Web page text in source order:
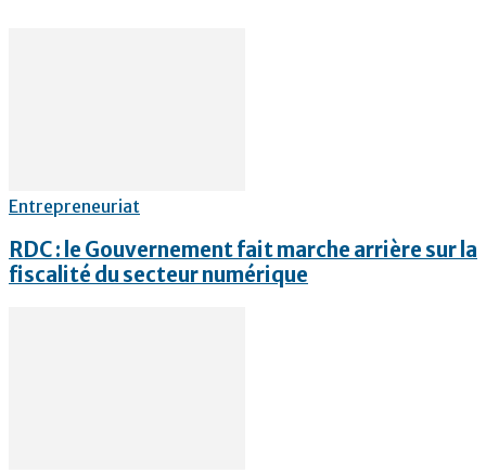
Entrepreneuriat
RDC : le Gouvernement fait marche arrière sur la
fiscalité du secteur numérique